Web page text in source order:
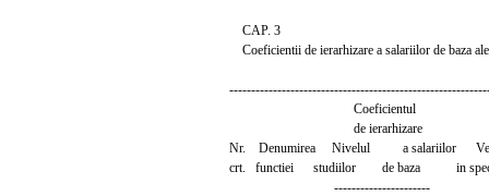
CAP. 3
Coeficientii de ierarhizare a salariilor de baza
Coeficientul
de ierarhizare
Nr. Denumirea Nivelul a salariilor
crt. functiei studiilor de baza in
----------------------